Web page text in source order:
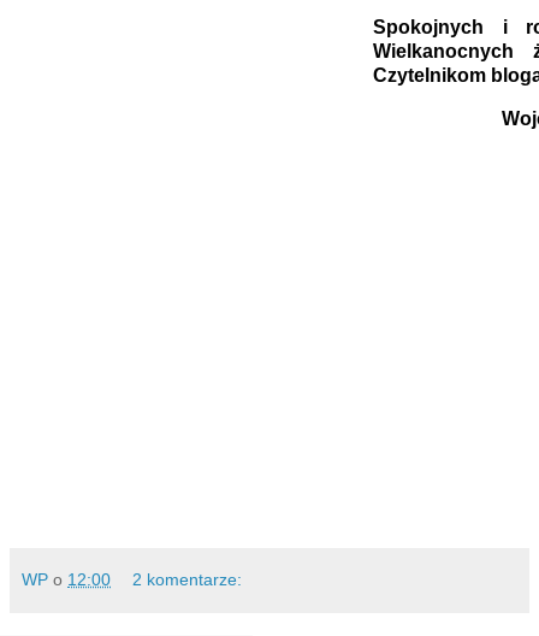
Spokojnych i
Wielkanocnych
Czytelnikom
WP o 12:00 2 komentarze: